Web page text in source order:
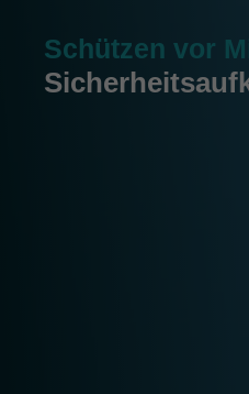
Schützen vor